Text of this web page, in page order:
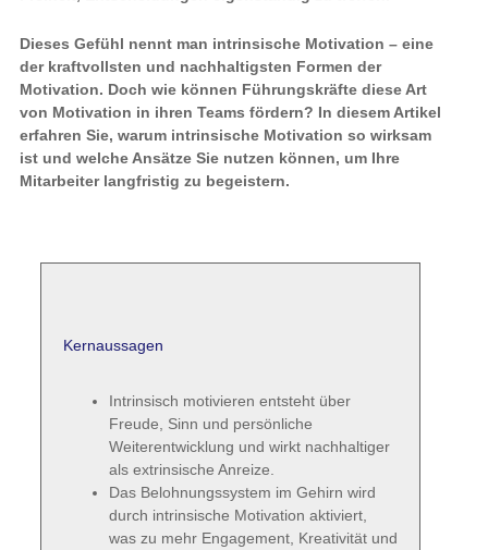
Dieses Gefühl nennt man intrinsische Motivation – eine
der kraftvollsten und nachhaltigsten Formen der
Motivation. Doch wie können Führungskräfte diese Art
von Motivation in ihren Teams fördern? In diesem Artikel
erfahren Sie, warum intrinsische Motivation so wirksam
ist und welche Ansätze Sie nutzen können, um Ihre
Mitarbeiter langfristig zu begeistern.
Kernaussagen
Intrinsisch motivieren entsteht über
Freude, Sinn und persönliche
Weiterentwicklung und wirkt nachhaltiger
als extrinsische Anreize.
Das Belohnungssystem im Gehirn wird
durch intrinsische Motivation aktiviert,
was zu mehr Engagement, Kreativität und